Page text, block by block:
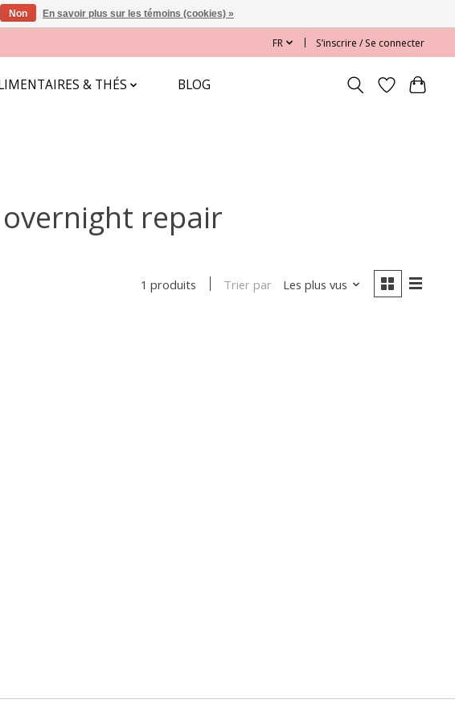
FR S’inscrire / Se connecter
& THÉS BLOG
repair
1 produits Trier par Les plus vus
Non En savoir plus sur les témoins (cookies) »